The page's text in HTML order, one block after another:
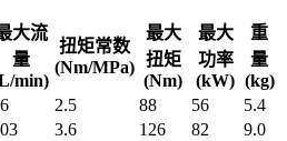
大流
量
min)
扭矩常数
(Nm/MPa)
最大
扭矩
(Nm)
最大
功率
(kW)
重
量
(kg)
2.5 88 56
5.4
3.6 126 82
9.0